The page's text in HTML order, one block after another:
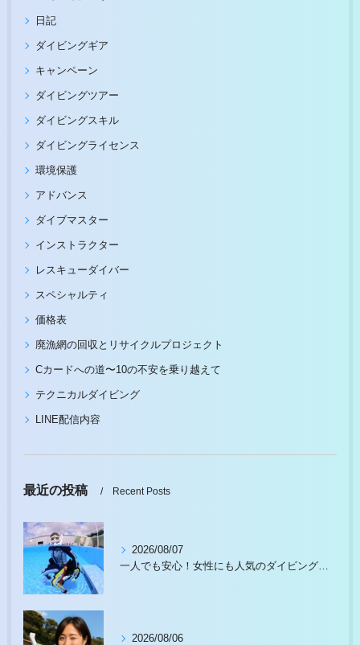
日記
ダイビングギア
キャンペーン
ダイビングツアー
ダイビングスキル
ダイビングライセンス
環境保護
アドバンス
ダイブマスター
インストラクター
レスキューダイバー
スペシャルティ
価格表
廃漁網の回収とリサイクルプロジェクト
Cカードへの道〜10の不安を乗り越えて
テクニカルダイビング
LINE配信内容
最近の投稿 Recent Posts
2026/08/07
一人でも安心！女性にも人気のダイビングスクール徹底ガイド
2026/08/06